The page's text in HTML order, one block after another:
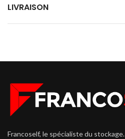
LIVRAISON
Francoself, le spécialiste du stockage.